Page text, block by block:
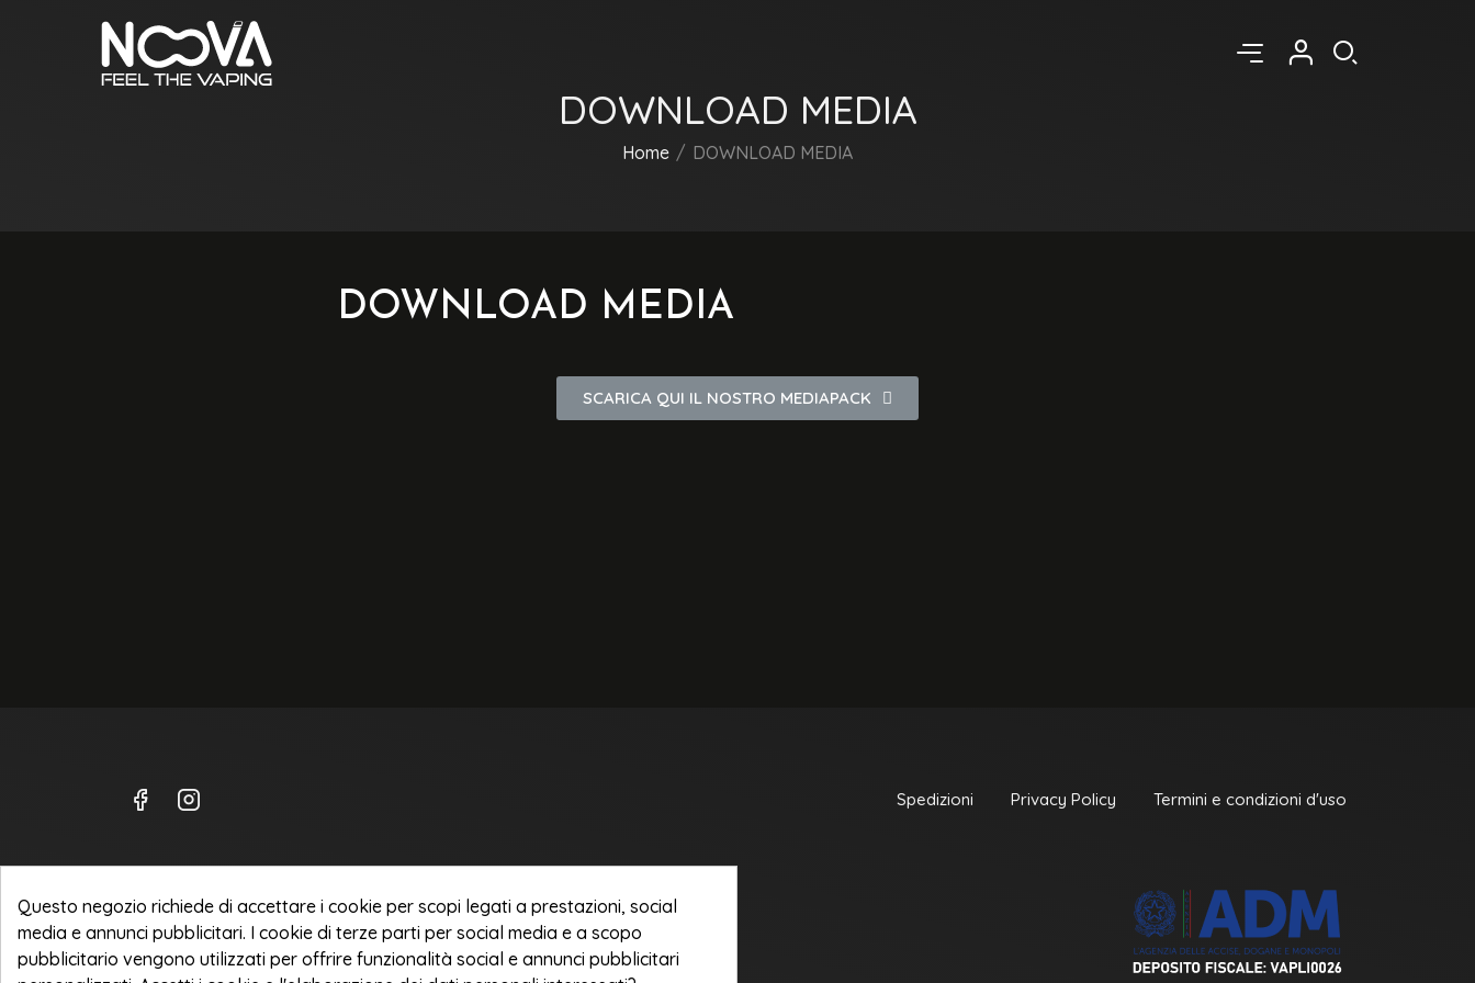
DOWNLOAD MEDIA
Home DOWNLOAD MEDIA
DOWNLOAD MEDIA
SCARICA QUI IL NOSTRO MEDIAPACK
Spedizioni Privacy Policy Termini e condizioni d'uso
NOOVA ITALIA Srl
Corso Sempione 240
21052 Busto Arsizio [VA]
P. IVA 03961500125
Questo negozio richiede di accettare i cookie per scopi legati a prestazioni, social
media e annunci pubblicitari. I cookie di terze parti per social media e a scopo
pubblicitario vengono utilizzati per offrire funzionalità social e annunci pubblicitari